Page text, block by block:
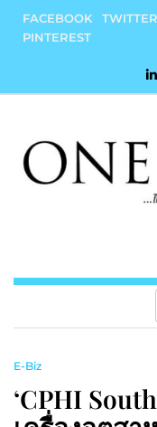
content
FACEBOOK TWITTER
PINTEREST
E-Biz
‘CPHI